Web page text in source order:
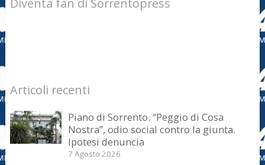
Diventa fan di Sorrentopress
Articoli recenti
Piano di Sorrento. “Peggio di Cosa
Nostra”, odio social contro la giunta.
Ipotesi denuncia
7 Agosto 2026